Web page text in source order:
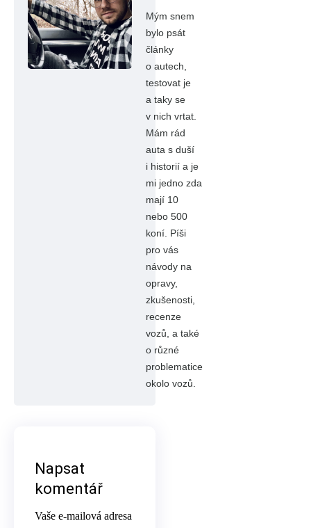
Mým snem
bylo psát
články
o autech,
testovat je
a taky se
v nich vrtat.
Mám rád
auta s duší
i historií a je
mi jedno zda
mají 10
nebo 500
koní. Píši
pro vás
návody na
opravy,
zkušenosti,
recenze
vozů, a také
o různé
problematice
okolo vozů.
Napsat
komentář
Vaše e-mailová adresa